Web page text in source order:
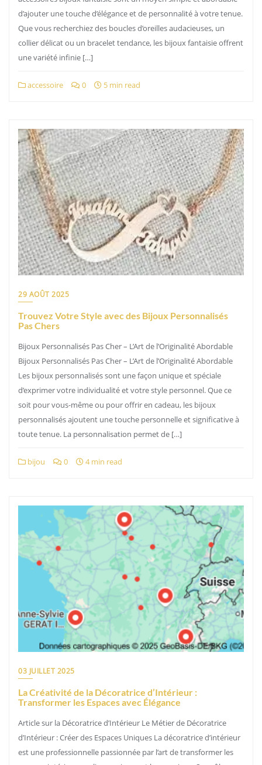
d’ajouter une touche d’élégance et de personnalité à votre tenue.
Que vous recherchiez des boucles d’oreilles audacieuses, un
collier délicat ou un bracelet tendance, les bijoux fantaisie offrent
une variété infinie […]
accessoire 0 5 min read
29 AOÛT 2025
Trouvez Votre Style avec des Bijoux Personnalisés
Pas Chers
Bijoux Personnalisés Pas Cher – L’Art de l’Originalité Abordable
Bijoux Personnalisés Pas Cher – L’Art de l’Originalité Abordable
Les bijoux personnalisés sont une façon unique et spéciale
d’exprimer votre individualité et votre style personnel. Que ce
soit pour vous-même ou pour offrir en cadeau, les bijoux
personnalisés ajoutent une touche personnelle et significative à
toute tenue. La personnalisation permet de […]
bijou 0 4 min read
03 JUILLET 2025
La Créativité de la Décoratrice d’Intérieur :
Transformer les Espaces avec Élégance
Article sur la Décoratrice d’Intérieur Le Métier de Décoratrice
d’Intérieur : Créer des Espaces Uniques La décoratrice d’intérieur
est une professionnelle passionnée par l’art de transformer les